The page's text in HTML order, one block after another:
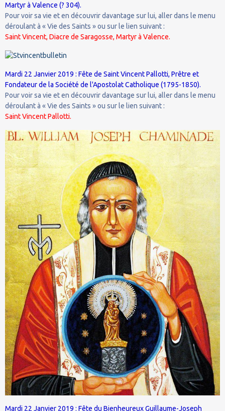
Martyr à Valence (? 304).
Pour voir sa vie et en découvrir davantage sur lui, aller dans le menu
déroulant à « Vie des Saints » ou sur le lien suivant :
Saint Vincent, Diacre de Saragosse, Martyr à Valence.
Mardi 22 Janvier 2019 : Fête de Saint Vincent Pallotti, Prêtre et
Fondateur de la Société de l'Apostolat Catholique (1795-1850).
Pour voir sa vie et en découvrir davantage sur lui, aller dans le menu
déroulant à « Vie des Saints » ou sur le lien suivant :
Saint Vincent Pallotti.
Mardi 22 Janvier 2019 : Fête du Bienheureux Guillaume-Joseph